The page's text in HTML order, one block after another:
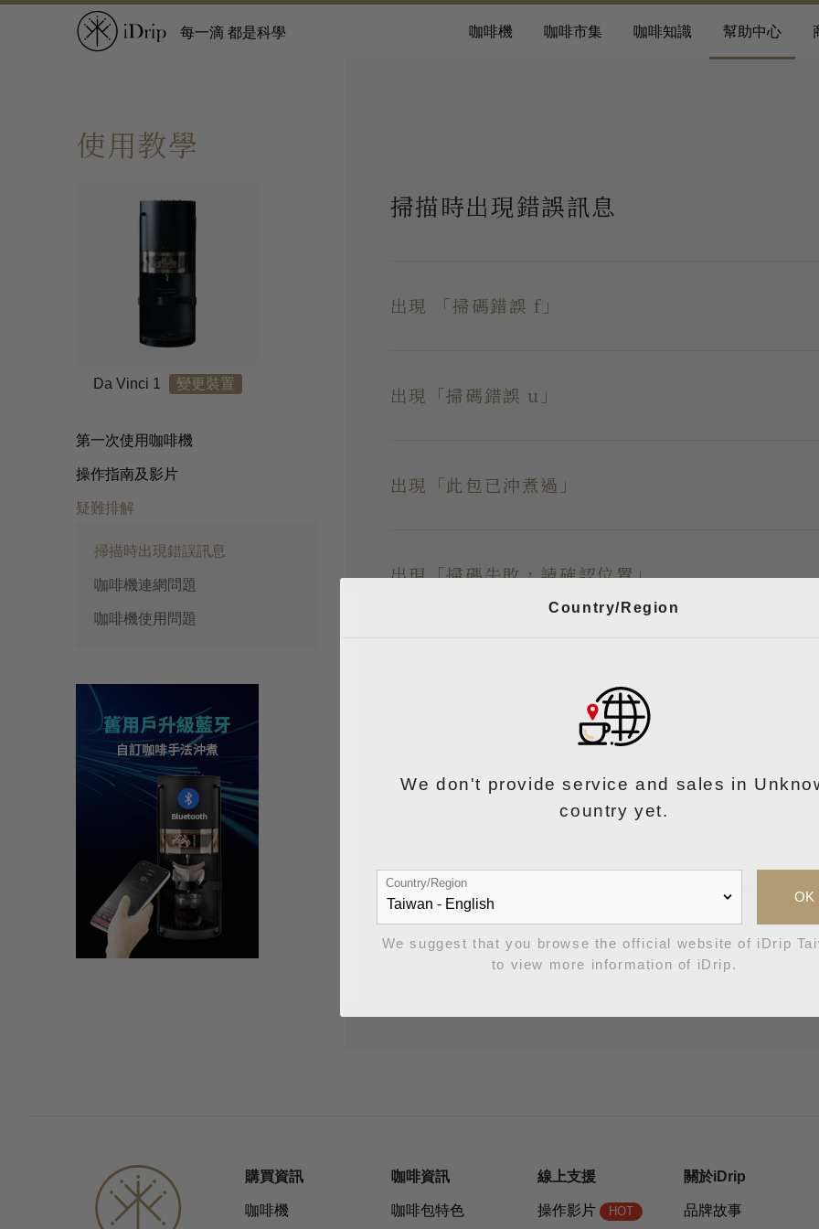
每一滴 都是科學 咖啡機 咖啡市集 咖啡知識 幫助中心
使用教學
Da Vinci 1 變更裝置
第一次使用咖啡機
操作指南及影片
疑難排解
掃描時出現錯誤訊息
咖啡機連網問題
咖啡機使用問題
掃描時出現錯誤訊息
出現 「掃碼錯誤 f」
出現「掃碼錯誤 u」
出現「此包已沖煮過」
出現「掃碼失敗，請確認位置」
出現 Recipe Data Error
真人客
購買資訊
咖啡機
咖啡資訊
咖啡包特色
線上支援
操作影片 HOT
關於iDrip
品牌故事
Country/Region
We don't provide service and sales in
country yet.
Country/Region
OK
We suggest that you browse the official website of iDrip
to view more information of iDrip.